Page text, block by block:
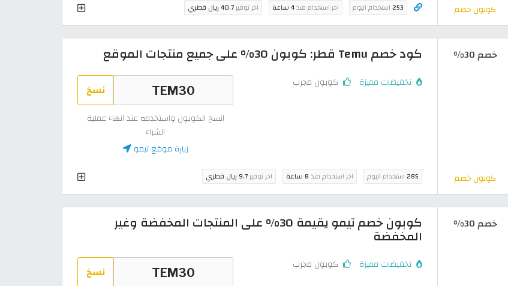
كوبون خصم 253استخدام اليوم اخر استخدام منذ4 ساعة اخر توفير40.7 ريال قطري
خصم 30%
كوبون خصم
كود خصم Temu قطر: كوبون 30% على جميع منتجات الموقع
تخفيضات مميزة كوبون مجرب نسخ
انسخ الكوبون واستخدمه عند انهاء عملية
الشراء
زيارة موقع تيمو
285استخدام اليوم اخر استخدام منذ8 ساعة اخر توفير9.7 ريال قطري
خصم 30% كوبون خصم تيمو يقيمة 30% على المنتجات المخفضة وغير
المخفضة
تخفيضات مميزة كوبون مجرب نسخ